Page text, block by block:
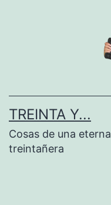
TREINTA Y...
Cosas de una eterna
treintañera